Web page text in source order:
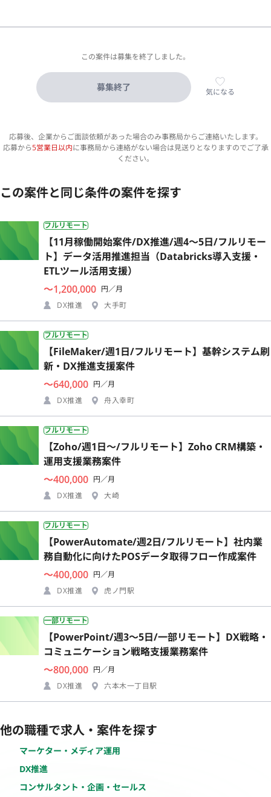
この案件は募集を終了しました。
募集終了 気になる
応募後、企業からご面談依頼があった場合のみ事務局からご連絡いたします。
応募から5営業日以内に事務局から連絡がない場合は見送りとなりますのでご了承
ください。
この案件と同じ条件の案件を探す
フルリモート
【11月稼働開始案件/DX推進/週4〜5日/フルリモー
ト】データ活用推進担当（Databricks導入支援・
ETLツール活用支援）
〜1,200,000 円／月
DX推進
大手町
フルリモート
【FileMaker/週1日/フルリモート】基幹システム刷
新・DX推進支援案件
〜640,000 円／月
DX推進
舟入幸町
フルリモート
【Zoho/週1日〜/フルリモート】Zoho CRM構築・
運用支援業務案件
〜400,000 円／月
DX推進
大崎
フルリモート
【PowerAutomate/週2日/フルリモート】社内業
務自動化に向けたPOSデータ取得フロー作成案件
〜400,000 円／月
DX推進
虎ノ門駅
一部リモート
【PowerPoint/週3〜5日/一部リモート】DX戦略・
コミュニケーション戦略支援業務案件
〜800,000 円／月
DX推進
六本木一丁目駅
他の職種で求人・案件を探す
マーケター・メディア運用
DX推進
コンサルタント・企画・セールス